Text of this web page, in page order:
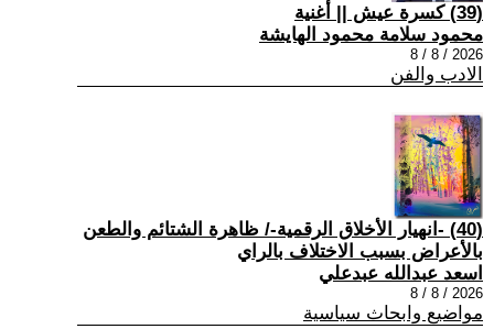
(39) كسرة عيش || أغنية
محمود سلامة محمود الهايشة
2026 / 8 / 8
الادب والفن
(40) -انهيار الأخلاق الرقمية-/ ظاهرة الشتائم والطعن
بالأعراض بسبب الاختلاف بالراي
اسعد عبدالله عبدعلي
2026 / 8 / 8
مواضيع وابحاث سياسية